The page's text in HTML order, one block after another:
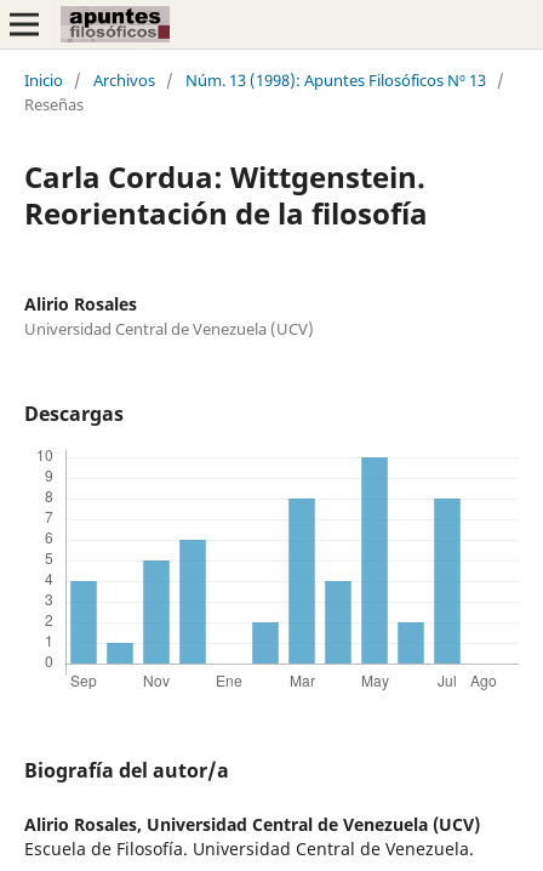
Inicio / Archivos / Núm. 13 (1998): Apuntes Filosóficos Nº 13 /
Reseñas
Carla Cordua: Wittgenstein.
Reorientación de la filosofía
Alirio Rosales
Universidad Central de Venezuela (UCV)
Descargas
Biografía del autor/a
Alirio Rosales, Universidad Central de Venezuela (UCV)
Escuela de Filosofía. Universidad Central de Venezuela.